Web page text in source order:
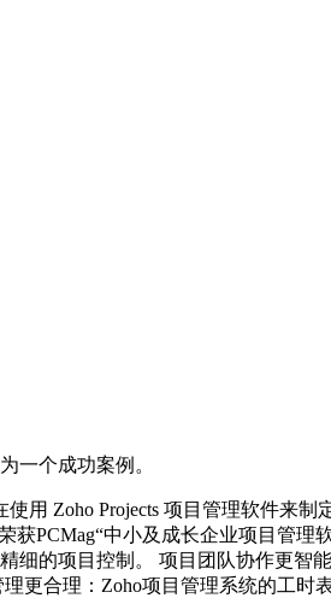
一个成功案例。
用 Zoho Projects 项目管理软件来
获PCMag“中小及成长企业项目管
细的项目控制。 项目团队协作更
更合理：Zoho项目管理系统的工时